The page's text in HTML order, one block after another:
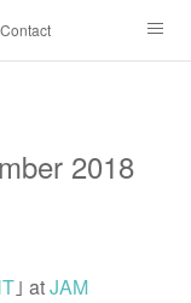
Contact
2018
｣ atJAM